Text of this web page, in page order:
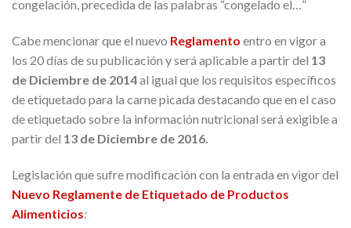
congelación, precedida de las palabras “congelado el…”
Cabe mencionar que el nuevo Reglamento entro en vigor a
los 20 días de su publicación y será aplicable a partir del 13
de Diciembre de 2014al igual que los requisitos específicos
de etiquetado para la carne picada destacando que en el caso
de etiquetado sobre la información nutricional será exigible a
partir del 13 de Diciembre de 2016.
Legislación que sufre modificación con la entrada en vigor del
Nuevo Reglamente de Etiquetado de Productos
Alimenticios: